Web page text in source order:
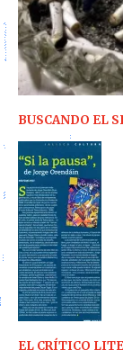
BUSCANDO EL
EL CRÍTICO